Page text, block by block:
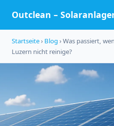
Outclean –
Startseite› Blog › Was passiert,
Luzern nicht reinige?